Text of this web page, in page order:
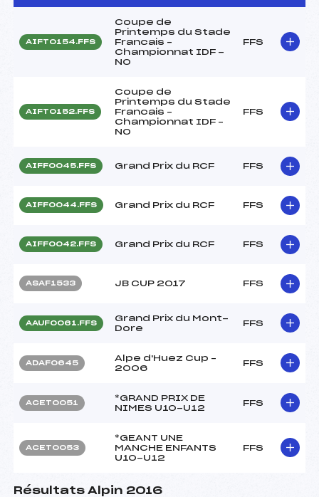
AIFT0154.FFS
Coupe de
Printemps du Stade
Francais –
Championnat IDF -
NO
FFS
AIFT0152.FFS
Coupe de
Printemps du Stade
Francais –
Championnat IDF –
NO
FFS
AIFF0045.FFS Grand Prix du RCF FFS
AIFF0044.FFS Grand Prix du RCF FFS
AIFF0042.FFS Grand Prix du RCF FFS
ASAF1533 JB CUP 2017 FFS
AAUF0061.FFS
Grand Prix du Mont-
Dore
FFS
ADAF0645
Alpe d'Huez Cup –
2006
FFS
ACET0051
*GRAND PRIX DE
NIMES U10-U12
FFS
ACET0053
*GEANT UNE
MANCHE ENFANTS
U10-U12
FFS
Résultats Alpin 2016